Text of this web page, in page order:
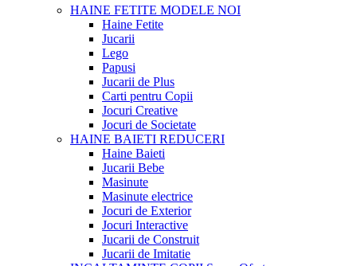
HAINE FETITE MODELE NOI
Haine Fetite
Jucarii
Lego
Papusi
Jucarii de Plus
Carti pentru Copii
Jocuri Creative
Jocuri de Societate
HAINE BAIETI REDUCERI
Haine Baieti
Jucarii Bebe
Masinute
Masinute electrice
Jocuri de Exterior
Jocuri Interactive
Jucarii de Construit
Jucarii de Imitatie